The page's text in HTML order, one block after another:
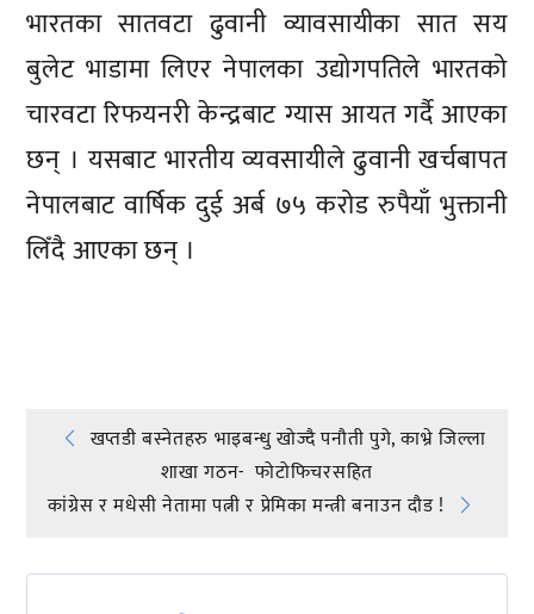
भारतका सातवटा ढुवानी व्यावसायीका सात सय
बुलेट भाडामा लिएर नेपालका उद्योगपतिले भारतको
चारवटा रिफयनरी केन्द्रबाट ग्यास आयत गर्दै आएका
छन् । यसबाट भारतीय व्यवसायीले ढुवानी खर्चबापत
नेपालबाट वार्षिक दुई अर्ब ७५ करोड रुपैयाँ भुक्तानी
लिँदै आएका छन् ।
Post
navigation
खप्तडी बस्नेतहरु भाइबन्धु खोज्दै पनौती पुगे, काभ्रे जिल्ला
शाखा गठन- फोटोफिचरसहित
कांग्रेस र मधेसी नेतामा पत्नी र प्रेमिका मन्त्री बनाउन दौड !